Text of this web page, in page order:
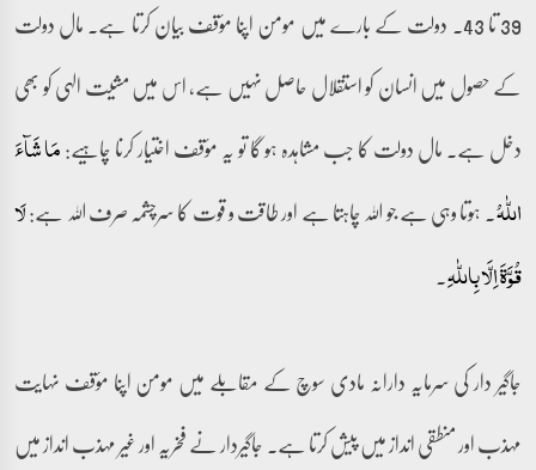
39 تا 43۔ دولت کے بارے میں مومن اپنا مؤقف بیان کرتا ہے۔ مال دولت
کے حصول میں انسان کو استقلال حاصل نہیں ہے، اس میں مشیت الہی کو بھی
دخل ہے۔ مال دولت کا جب مشاہدہ ہو گا تو یہ مؤقف اختیار کرنا چاہیے:مَا شَآءَ
اللّٰہُ۔ ہوتا وہی ہے جو اللہ چاہتا ہے اور طاقت و قوت کا سرچشمہ صرف اللہ ہے:لَا
قُوَّۃَ اِلَّا بِاللّٰہِ۔
جاگیر دار کی سرمایہ دارانہ مادی سوچ کے مقابلے میں مومن اپنا مؤقف نہایت
مہذب اور منطقی انداز میں پیش کرتا ہے۔ جاگیردار نے فخریہ اور غیر مہذب انداز میں